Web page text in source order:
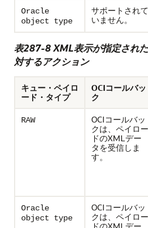
Oracle
object type
サポートされて
いません。
表287-8 XML表示が指定され
対するアクション
キュー・ペイロ
ード・タイプ
OCIコールバッ
ク
RAW
OCIコールバッ
クは、ペイロー
ドのXMLデー
タを受信しま
す。
Oracle
object type
OCIコールバッ
クは、ペイロー